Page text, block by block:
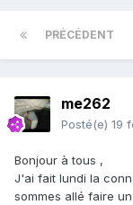
PRÉCÉDENT
me262
Posté(e) 19
Bonjour à tous ,
J'ai fait lundi la
sommes allé faire